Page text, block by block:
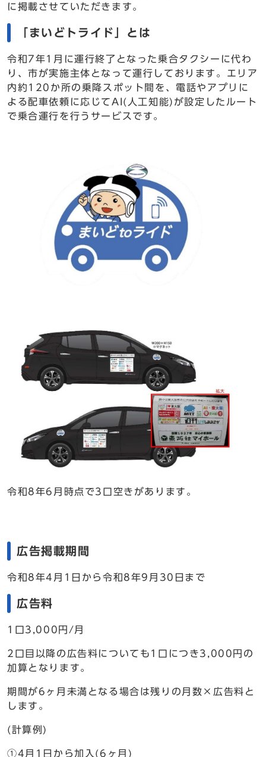
に掲載させていただきます。
「まいどトライド」とは
令和7年1月に運行終了となった乗合タクシーに代わ
り、市が実施主体となって運行しております。エリア
内約120か所の乗降スポット間を、電話やアプリに
よる配車依頼に応じてAI(人工知能)が設定したルート
で乗合運行を行うサービスです。
令和8年6月時点で3口空きがあります。
広告掲載期間
令和8年4月1日から令和8年9月30日まで
広告料
1口3,000円/月
2口目以降の広告料についても1口につき3,000円の
加算となります。
期間が6ヶ月未満となる場合は残りの月数×広告料と
します。
(計算例)
①4月1日から加入(6ヶ月)